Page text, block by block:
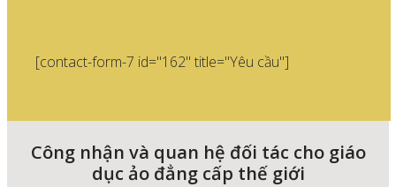
[contact-form-7 id="162" title="Yêu cầu"]
Công nhận và quan hệ đối tác cho giáo
dục ảo đẳng cấp thế giới